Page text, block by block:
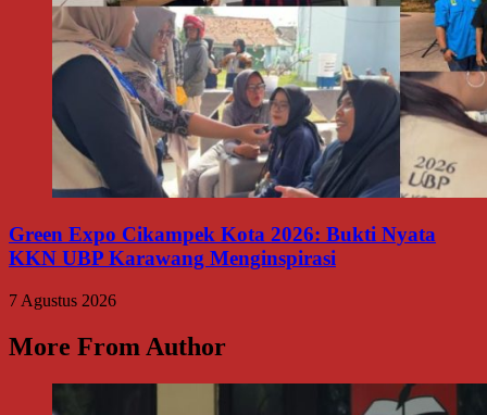
Green Expo Cikampek Kota 2026: Bukti Nyata
KKN UBP Karawang Menginspirasi
7 Agustus 2026
More From Author